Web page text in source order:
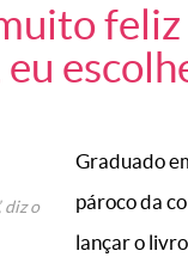
diz o
Graduado
pároco da
lançar o livro